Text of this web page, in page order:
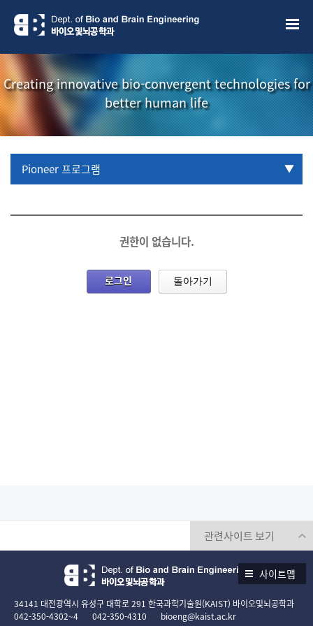
Creating innovative bio-convergent technologies for
better human life
Pioneer 프로그램
권한이 없습니다.
로그인 돌아가기
사이트맵
34141 대전광역시 유성구 대학로 291 한국과학기술원(KAIST) 바이오및뇌공학과
042-350-4302~4
042-350-4310 bioeng@kaist.ac.kr